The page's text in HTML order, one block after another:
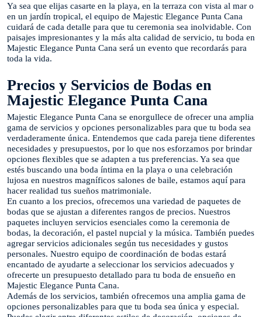
Ya sea que elijas casarte en la playa, en la terraza con vista al mar o
en un jardín tropical, el equipo de Majestic Elegance Punta Cana
cuidará de cada detalle para que tu ceremonia sea inolvidable. Con
paisajes impresionantes y la más alta calidad de servicio, tu boda en
Majestic Elegance Punta Cana será un evento que recordarás para
toda la vida.
Precios y Servicios de Bodas en
Majestic Elegance Punta Cana
Majestic Elegance Punta Cana se enorgullece de ofrecer una amplia
gama de servicios y opciones personalizables para que tu boda sea
verdaderamente única. Entendemos que cada pareja tiene diferentes
necesidades y presupuestos, por lo que nos esforzamos por brindar
opciones flexibles que se adapten a tus preferencias. Ya sea que
estés buscando una boda íntima en la playa o una celebración
lujosa en nuestros magníficos salones de baile, estamos aquí para
hacer realidad tus sueños matrimoniale.
En cuanto a los precios, ofrecemos una variedad de paquetes de
bodas que se ajustan a diferentes rangos de precios. Nuestros
paquetes incluyen servicios esenciales como la ceremonia de
bodas, la decoración, el pastel nupcial y la música. También puedes
agregar servicios adicionales según tus necesidades y gustos
personales. Nuestro equipo de coordinación de bodas estará
encantado de ayudarte a seleccionar los servicios adecuados y
ofrecerte un presupuesto detallado para tu boda de ensueño en
Majestic Elegance Punta Cana.
Además de los servicios, también ofrecemos una amplia gama de
opciones personalizables para que tu boda sea única y especial.